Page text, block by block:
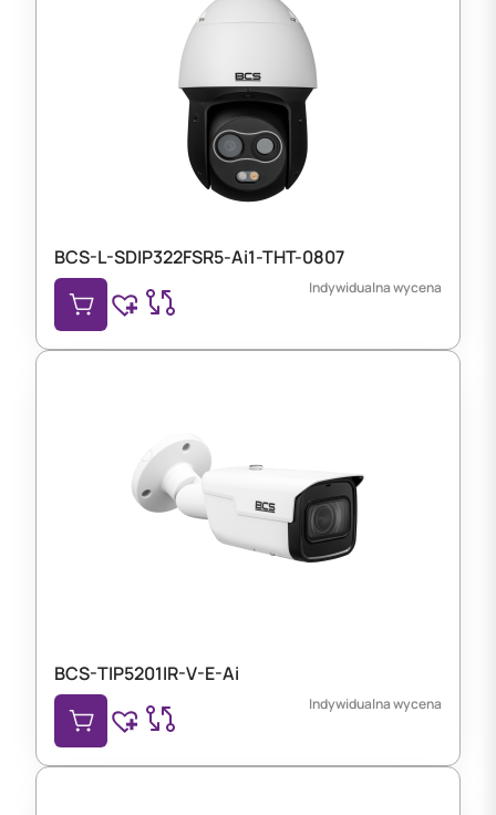
BCS-L-SDIP322FSR5-Ai1-THT-0807
Indywidualna wycena
BCS-TIP5201IR-V-E-Ai
Indywidualna wycena